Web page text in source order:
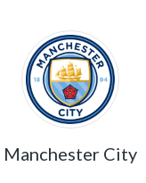
Manchester City